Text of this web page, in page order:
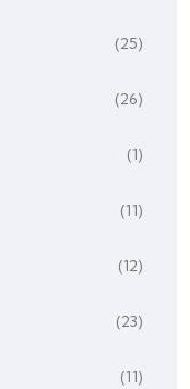
(25)
(26)
(1)
(11)
(12)
(23)
(11)